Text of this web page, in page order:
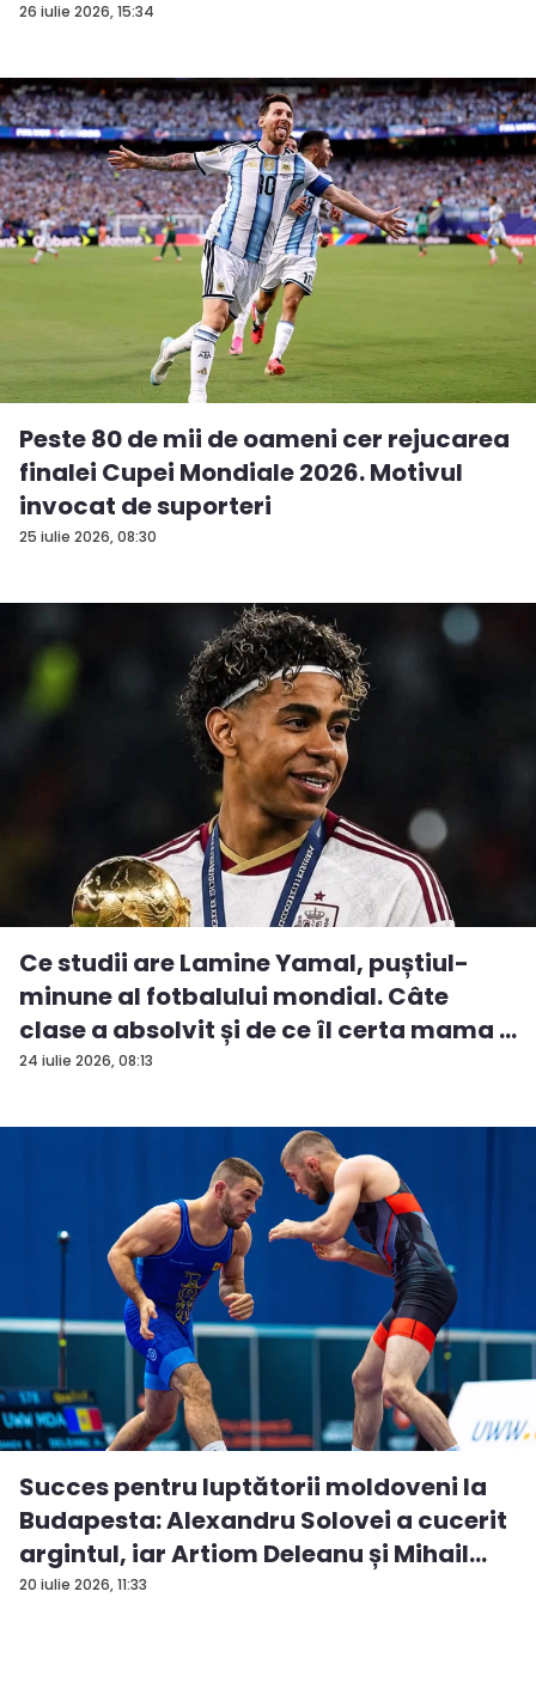
26 iulie 2026, 15:34
25 iulie 2026, 08:30
Peste 80 de mii de oameni cer rejucarea
finalei Cupei Mondiale 2026. Motivul
invocat de suporteri
24 iulie 2026, 08:13
Ce studii are Lamine Yamal, puștiul-
minune al fotbalului mondial. Câte
clase a absolvit și de ce îl certa mama ...
20 iulie 2026, 11:33
Succes pentru luptătorii moldoveni la
Budapesta: Alexandru Solovei a cucerit
argintul, iar Artiom Deleanu și Mihail
Br...